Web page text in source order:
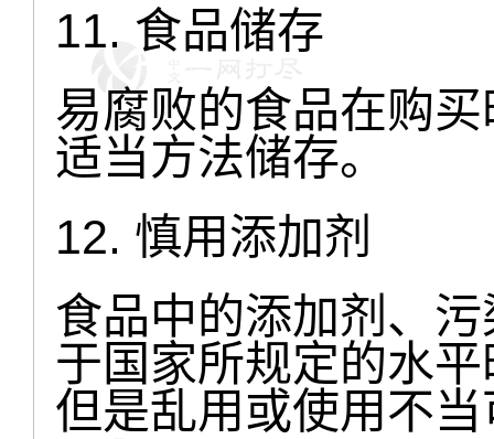
11. 食品储存
易腐败的食品在购
适当方法储存。
12. 慎用添加剂
食品中的添加剂、
于国家所规定的水
但是乱用或使用不